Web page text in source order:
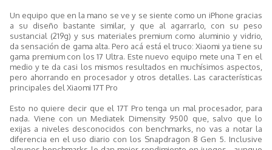
Un equipo que en la mano se ve y se siente como un iPhone gracias
a su diseño bastante similar, y que al agarrarlo, con su peso
sustancial (219g) y sus materiales premium como aluminio y vidrio,
da sensación de gama alta. Pero acá está el truco: Xiaomi ya tiene su
gama premium con los 17 Ultra. Este nuevo equipo mete una T en el
medio y te da casi los mismos resultados en muchísimos aspectos,
pero ahorrando en procesador y otros detalles. Las características
principales del Xiaomi 17T Pro
Esto no quiere decir que el 17T Pro tenga un mal procesador, para
nada. Viene con un Mediatek Dimensity 9500 que, salvo que lo
exijas a niveles desconocidos con benchmarks, no vas a notar la
diferencia en el uso diario con los Snapdragon 8 Gen 5. Inclusive